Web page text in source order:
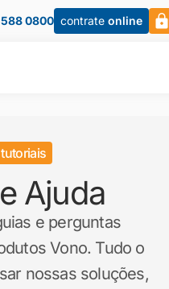
0800 contrate online
Ajuda
e perguntas
Vono. Tudo o
nossas soluções,